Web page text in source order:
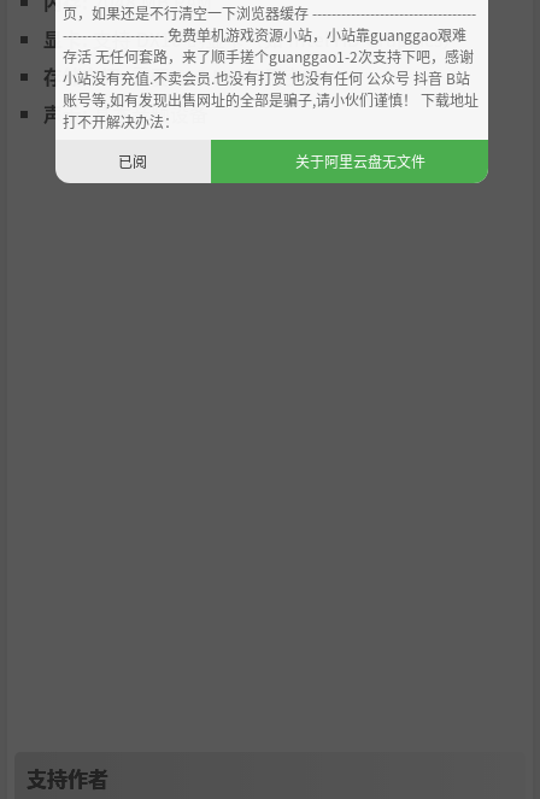
是辉夜公主的诸多游戏收藏之一。
【#2 意外爆火!】
某日，在“永远亭高端论坛”上，信仰三巨头的一场
争吵，却意外扇动了蝴蝶的翅膀——一连串的巧合接
连发酵，最终阴差阳错地在幻想乡带火了这款游戏。
"法老"
显卡:支持 DX10 的显卡（如 Intel HD Graphics）
存储空间:需要 512 MB 可用空间
声卡:基本音频设备
支持作者
页，如果还是不行清空一下浏览器缓存 ----------------------------------
--------------------- 免费单机游戏资源小站，小站靠guanggao艰难
存活 无任何套路，来了顺手搓个guanggao1-2次支持下吧，感谢
小站没有充值.不卖会员.也没有打赏 也没有任何 公众号 抖音 B站
账号等,如有发现出售网址的全部是骗子,请小伙们谨慎！ 下载地址
打不开解决办法：
已阅
关于阿里云盘无文件